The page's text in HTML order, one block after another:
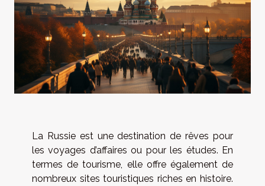
La Russie est une destination de rêves pour
les voyages d’affaires ou pour les études. En
termes de tourisme, elle offre également de
nombreux sites touristiques riches en histoire.